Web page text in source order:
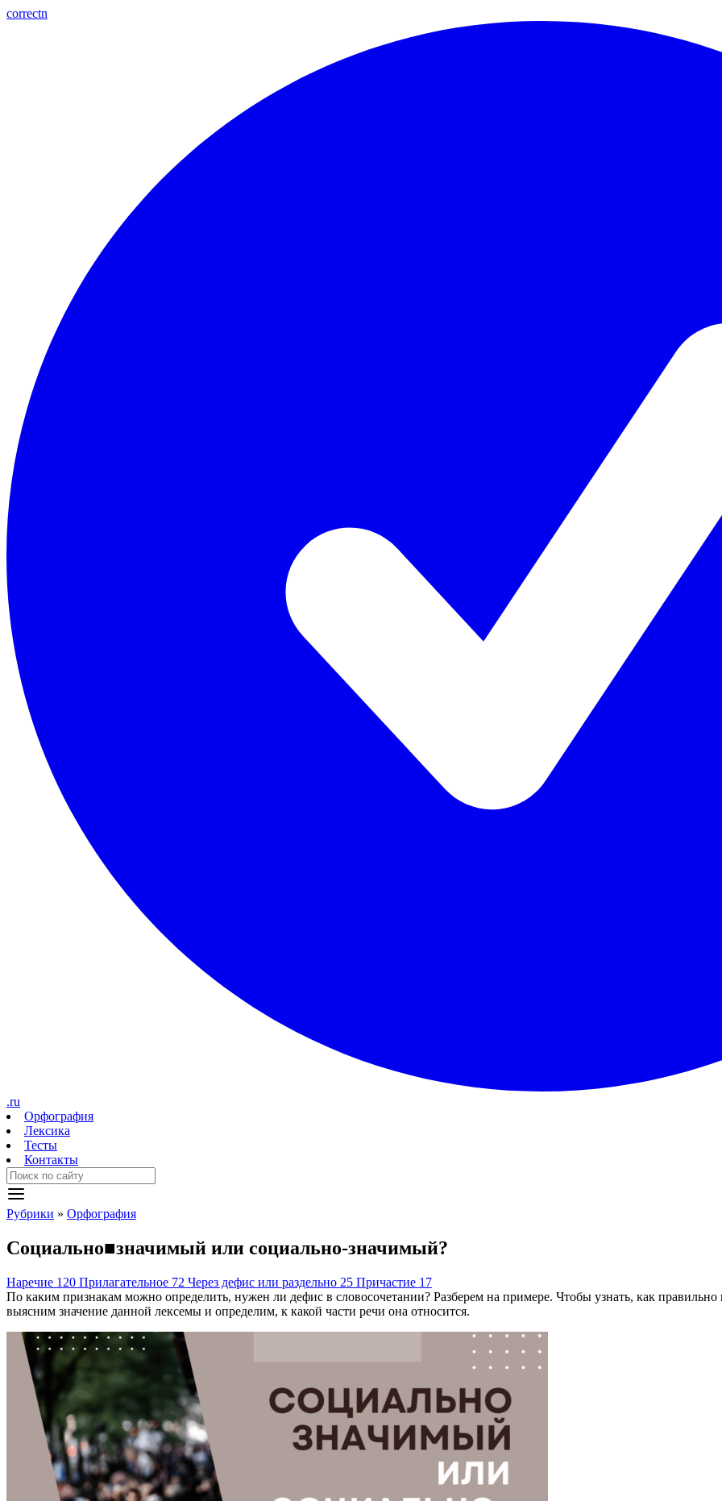
correctn
.ru
Орфография
Лексика
Тесты
Контакты
Рубрики » Орфография
Социально■значимый или социально-значимый?
Наречие 120 Прилагательное 72 Через дефис или раздельно 25 Причастие 17
По каким признакам можно определить, нужен ли дефис в словосочетании? Разберем на примере. Чтобы узнать, как правильно
выясним значение данной лексемы и определим, к какой части речи она относится.